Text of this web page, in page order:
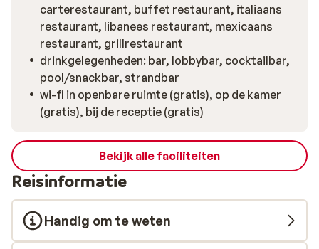
carterestaurant, buffet restaurant, italiaans
restaurant, libanees restaurant, mexicaans
restaurant, grillrestaurant
drinkgelegenheden: bar, lobbybar, cocktailbar,
pool/snackbar, strandbar
wi-fi in openbare ruimte (gratis), op de kamer
(gratis), bij de receptie (gratis)
Bekijk alle faciliteiten
Reisinformatie
Handig om te weten